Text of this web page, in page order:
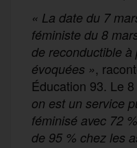
« La date du 7
féministe du 8
de reconductible
évoquées »,
Éducation 93. Le
on est un service
féminisé avec 72
de 95 % chez les